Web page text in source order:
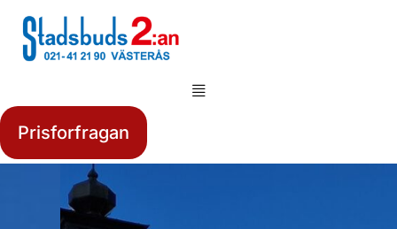
Prisforfragan